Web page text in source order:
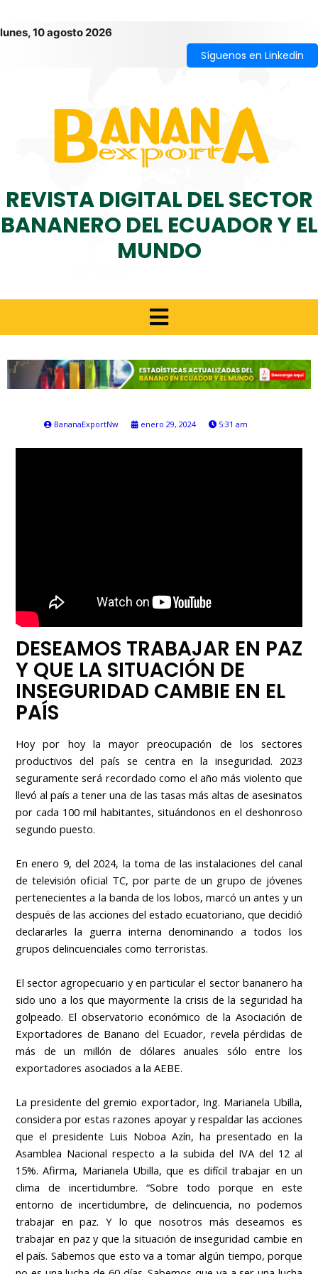
lunes, 10 agosto 2026
Síguenos en Linkedin
REVISTA DIGITAL DEL SECTOR
BANANERO DEL ECUADOR Y EL
MUNDO
BananaExportNw enero 29, 2024 5:31 am
DESEAMOS TRABAJAR EN PAZ
Y QUE LA SITUACIÓN DE
INSEGURIDAD CAMBIE EN EL
PAÍS
Hoy por hoy la mayor preocupación de los sectores
productivos del país se centra en la inseguridad. 2023
seguramente será recordado como el año más violento que
llevó al país a tener una de las tasas más altas de asesinatos
por cada 100 mil habitantes, situándonos en el deshonroso
segundo puesto.
En enero 9, del 2024, la toma de las instalaciones del canal
de televisión oficial TC, por parte de un grupo de jóvenes
pertenecientes a la banda de los lobos, marcó un antes y un
después de las acciones del estado ecuatoriano, que decidió
declararles la guerra interna denominando a todos los
grupos delincuenciales como terroristas.
El sector agropecuario y en particular el sector bananero ha
sido uno a los que mayormente la crisis de la seguridad ha
golpeado. El observatorio económico de la Asociación de
Exportadores de Banano del Ecuador, revela pérdidas de
más de un millón de dólares anuales sólo entre los
exportadores asociados a la AEBE.
La presidente del gremio exportador, Ing. Marianela Ubilla,
considera por estas razones apoyar y respaldar las acciones
que el presidente Luis Noboa Azín, ha presentado en la
Asamblea Nacional respecto a la subida del IVA del 12 al
15%. Afirma, Marianela Ubilla, que es difícil trabajar en un
clima de incertidumbre. “Sobre todo porque en este
entorno de incertidumbre, de delincuencia, no podemos
trabajar en paz. Y lo que nosotros más deseamos es
trabajar en paz y que la situación de inseguridad cambie en
el país. Sabemos que esto va a tomar algún tiempo, porque